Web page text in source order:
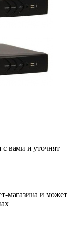
вами и уточнят
магазина и может